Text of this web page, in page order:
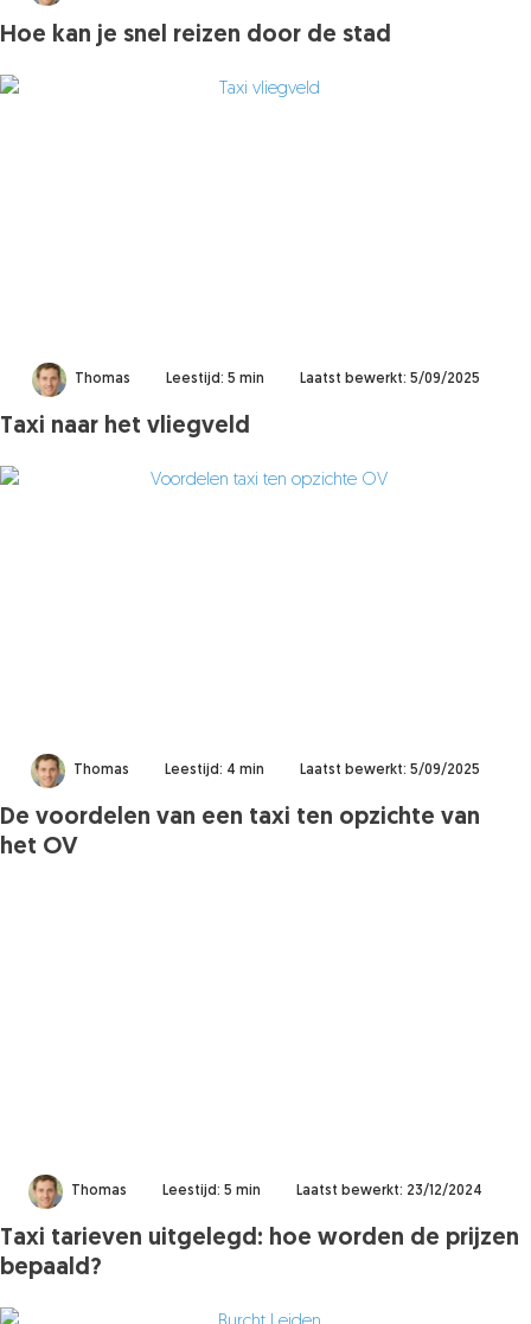
Hoe kan je snel reizen door de stad
Thomas Leestijd: 5 min Laatst bewerkt: 5/09/2025
Taxi naar het vliegveld
Thomas Leestijd: 4 min Laatst bewerkt: 5/09/2025
De voordelen van een taxi ten opzichte van
het OV
Thomas Leestijd: 5 min Laatst bewerkt: 23/12/2024
Taxi tarieven uitgelegd: hoe worden de prijzen
bepaald?